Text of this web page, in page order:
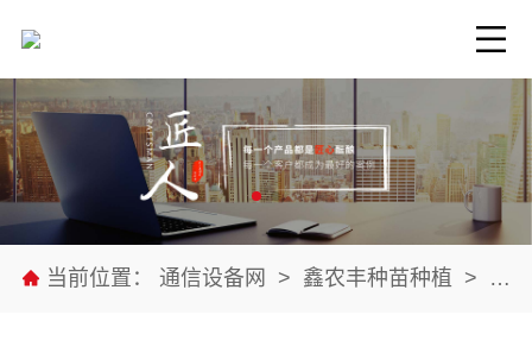
当前位置： 通信设备网 > 鑫农丰种苗种植 > 公